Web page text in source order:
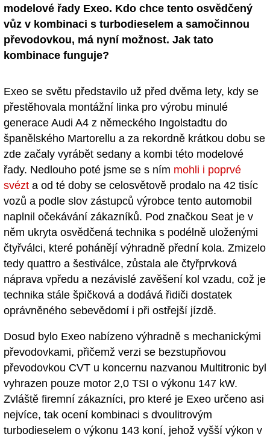
modelové řady Exeo. Kdo chce tento osvědčený
vůz v kombinaci s turbodieselem a samočinnou
převodovkou, má nyní možnost. Jak tato
kombinace funguje?
Exeo se světu představilo už před dvěma lety, kdy se
přestěhovala montážní linka pro výrobu minulé
generace Audi A4 z německého Ingolstadtu do
španělského Martorellu a za rekordně krátkou dobu se
zde začaly vyrábět sedany a kombi této modelové
řady. Nedlouho poté jsme se s ním mohli i poprvé
svézt a od té doby se celosvětově prodalo na 42 tisíc
vozů a podle slov zástupců výrobce tento automobil
naplnil očekávání zákazníků. Pod značkou Seat je v
něm ukryta osvědčená technika s podélně uloženými
čtyřválci, které pohánějí výhradně přední kola. Zmizelo
tedy quattro a šestiválce, zůstala ale čtyřprvková
náprava vpředu a nezávislé zavěšení kol vzadu, což je
technika stále špičková a dodává řidiči dostatek
oprávněného sebevědomí i při ostřejší jízdě.
Dosud bylo Exeo nabízeno výhradně s mechanickými
převodovkami, přičemž verzi se bezstupňovou
převodovkou CVT u koncernu nazvanou Multitronic byl
vyhrazen pouze motor 2,0 TSI o výkonu 147 kW.
Zvláště firemní zákazníci, pro které je Exeo určeno asi
nejvíce, tak ocení kombinaci s dvoulitrovým
turbodieselem o výkonu 143 koní, jehož vyšší výkon v